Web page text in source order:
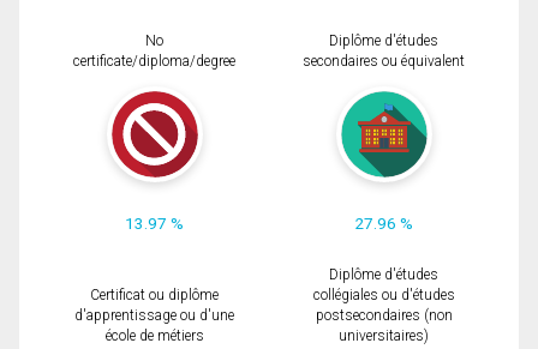
No
certificate/diploma/degree
13.97 %
Diplôme d'études
secondaires ou équivalent
27.96 %
Certificat ou diplôme
d'apprentissage ou d'une
école de métiers
Diplôme d'études
collégiales ou d'études
postsecondaires (non
universitaires)